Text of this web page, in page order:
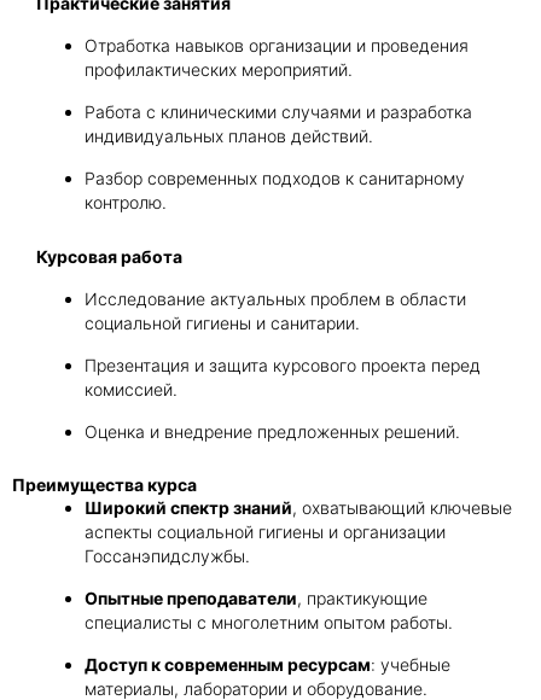
Отработка навыков организации и проведения
профилактических мероприятий.
Работа с клиническими случаями и разработка
индивидуальных планов действий.
Разбор современных подходов к санитарному
контролю.
Курсовая работа
Исследование актуальных проблем в области
социальной гигиены и санитарии.
Презентация и защита курсового проекта перед
комиссией.
Оценка и внедрение предложенных решений.
Преимущества курса
Широкий спектр знаний, охватывающий ключевые
аспекты социальной гигиены и организации
Госсанэпидслужбы.
Опытные преподаватели, практикующие
специалисты с многолетним опытом работы.
Доступ к современным ресурсам: учебные
материалы, лаборатории и оборудование.